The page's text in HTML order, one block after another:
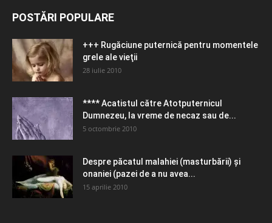
POSTĂRI POPULARE
+++ Rugăciune puternică pentru momentele
grele ale vieţii
28 iulie 2010
**** Acatistul către Atotputernicul
Dumnezeu, la vreme de necaz sau de...
5 octombrie 2010
Despre păcatul malahiei (masturbării) şi
onaniei (pazei de a nu avea...
15 aprilie 2010